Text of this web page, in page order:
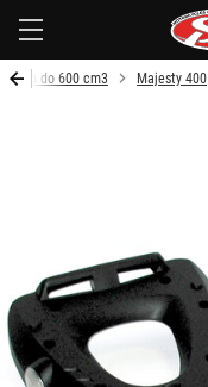
Objem do 600 cm3 Majesty 400